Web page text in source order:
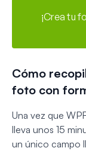
¡Crea tu
Cómo
foto con
Una vez que
lleva unos 15
un único campo